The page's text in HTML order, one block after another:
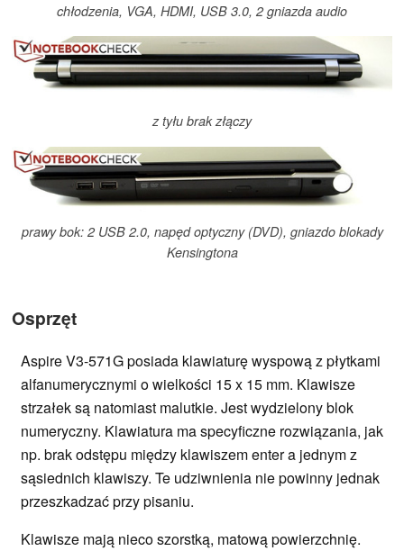
chłodzenia, VGA, HDMI, USB 3.0, 2 gniazda audio
z tyłu brak złączy
prawy bok: 2 USB 2.0, napęd optyczny (DVD), gniazdo blokady
Kensingtona
Osprzęt
Aspire V3-571G posiada klawiaturę wyspową z płytkami
alfanumerycznymi o wielkości 15 x 15 mm. Klawisze
strzałek są natomiast malutkie. Jest wydzielony blok
numeryczny. Klawiatura ma specyficzne rozwiązania, jak
np. brak odstępu między klawiszem enter a jednym z
sąsiednich klawiszy. Te udziwnienia nie powinny jednak
przeszkadzać przy pisaniu.
Klawisze mają nieco szorstką, matową powierzchnię.